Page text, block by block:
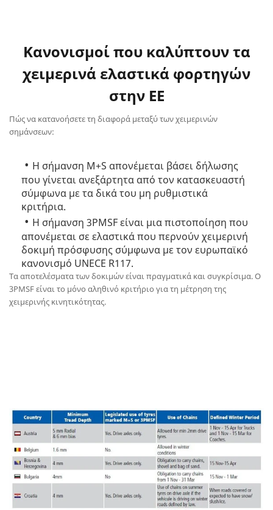
Κανονισμοί που καλύπτουν τα
χειμερινά ελαστικά φορτηγών
στην ΕΕ
Πώς να κατανοήσετε τη διαφορά μεταξύ των χειμερινών
σημάνσεων:
Η σήμανση M+S απονέμεται βάσει δήλωσης
που γίνεται ανεξάρτητα από τον κατασκευαστή
σύμφωνα με τα δικά του μη ρυθμιστικά
κριτήρια.
Η σήμανση 3PMSF είναι μια πιστοποίηση που
απονέμεται σε ελαστικά που περνούν χειμερινή
δοκιμή πρόσφυσης σύμφωνα με τον ευρωπαϊκό
κανονισμό UNECE R117.
Τα αποτελέσματα των δοκιμών είναι πραγματικά και συγκρίσιμα. Ο
3PMSF είναι το μόνο αληθινό κριτήριο για τη μέτρηση της
χειμερινής κινητικότητας.